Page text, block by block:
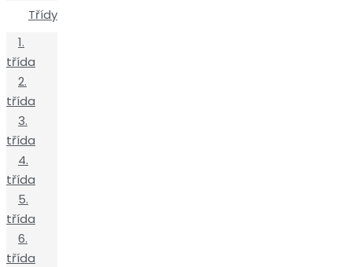
Třídy
1.
třída
2.
třída
3.
třída
4.
třída
5.
třída
6.
třída